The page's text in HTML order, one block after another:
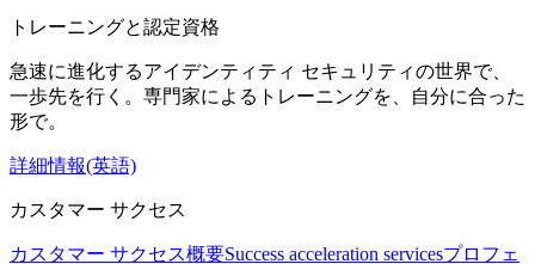
トレーニングと認定資格
急速に進化するアイデンティティ セキュリティの世界で、
一歩先を行く。専門家によるトレーニングを、自分に合った
形で。
詳細情報(英語)
カスタマー サクセス
カスタマー サクセス概要Success acceleration servicesプロフェ